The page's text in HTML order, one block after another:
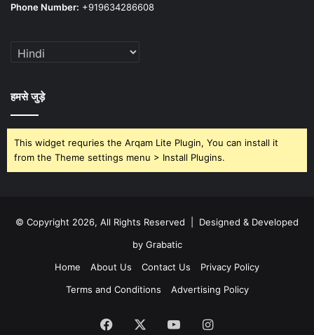
Phone Number: +919634286608
हमसे जुड़े
This widget requries the Arqam Lite Plugin, You can install it
from the Theme settings menu > Install Plugins.
© Copyright 2026, All Rights Reserved | Designed & Developed
by Grabatic
Home
About Us Contact Us
Privacy Policy
Terms and Conditions
Advertising Policy
Facebook YouTubeInstagram